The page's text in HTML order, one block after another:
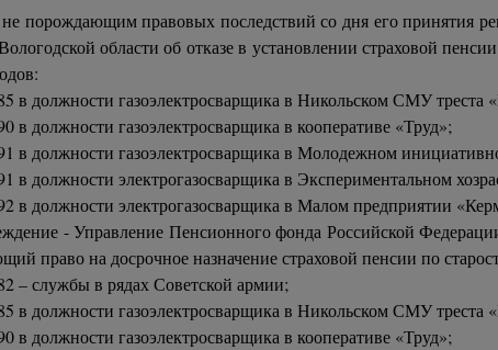
порождающим правовых последствий со дня его принятия
области об отказе в установлении страховой
в должности газоэлектросварщика в Никольском СМУ треста
в должности газоэлектросварщика в кооперативе «Труд»;
в должности газоэлектросварщика в Молодежном
в должности электрогазосварщика в Экспериментальном
в должности электрогазосварщика в Малом предприятии
- Управление Пенсионного фонда Российской
право на досрочное назначение страховой пенсии по
– службы в рядах Советской армии;
в должности газоэлектросварщика в Никольском СМУ треста
в должности газоэлектросварщика в кооперативе «Труд»;